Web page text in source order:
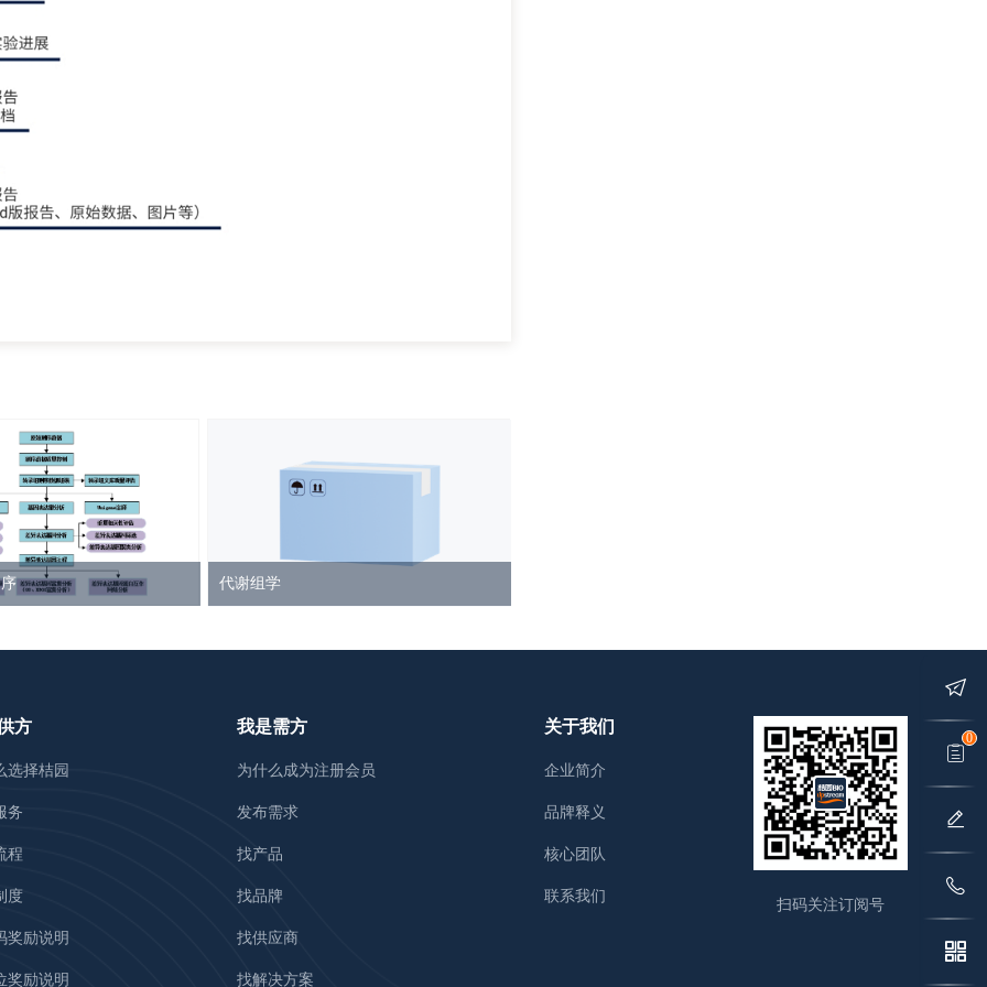
代谢组学
方
选择桔园
务
程
度
奖励说明
奖励说明
我是需方
为什么成为注册会员
发布需求
找产品
找品牌
找供应商
找解决方案
关于我们
企业简介
品牌释义
核心团队
联系我们
扫码关注订阅号
0